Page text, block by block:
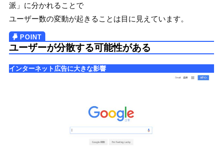
派」に分かれることで
ユーザー数の変動が起きることは目に見えています。
ユーザーが分散する可能性がある
インターネット広告に大きな影響